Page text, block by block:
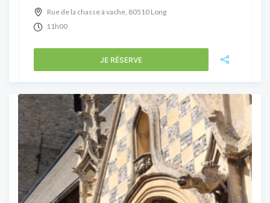
Rue de la chasse à vache, 80510 Long
11h00
JE RÉSERVE